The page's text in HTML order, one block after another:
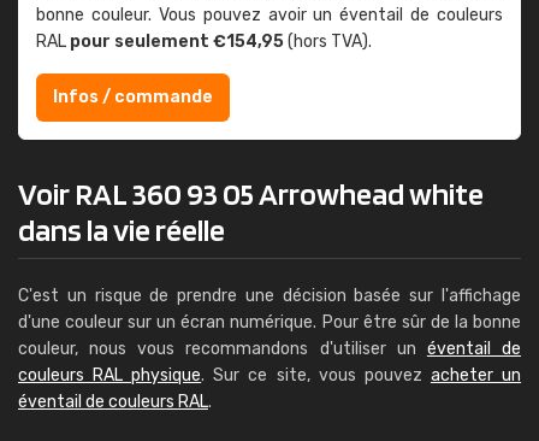
bonne couleur. Vous pouvez avoir un éventail de couleurs
RAL pour seulement €154,95(hors TVA).
Infos / commande
Voir RAL 360 93 05 Arrowhead white
dans la vie réelle
C'est un risque de prendre une décision basée sur l'affichage
d'une couleur sur un écran numérique. Pour être sûr de la bonne
couleur, nous vous recommandons d'utiliser un éventail de
couleurs RAL physique. Sur ce site, vous pouvez acheter un
éventail de couleurs RAL.